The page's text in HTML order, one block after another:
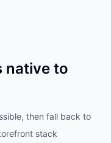
native to
then fall back to
stack